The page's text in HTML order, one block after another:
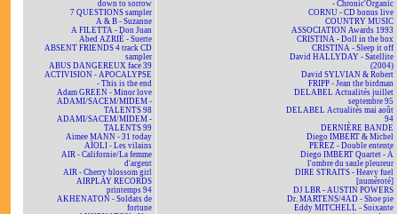
down to sorrow
7 QUESTIONS sampler
A & B - Suzanne
A FILETTA - Don Juan
Abed AZRIÉ - Suerte
ABSENT FRIENDS 4 track CD
sampler
ABUS DANGEREUX face 39
ACTIVISION - APOCALYPSE
- This is the end
Adam GREEN - Minor love
ADAMI/SACEM/MIDEM -
TALENTS 98
ADAMI/SACEM/MIDEM -
TALENTS 99
Aimee MANN - 31 today
AÏOLI - Les vilains
AIR - Californie/La femme
d'argent
AIR - Cherry blossom girl
AIRPLAY RECORDS
printemps 94
AKHENATON - Soldats de
fortune
- Chronic'Organic
CORNU - CD bonus live
COUNTRY MUSIC
ASSOCIATION Awards 1993
CRISTINA - Doll in the box
CRISTINA - Sleep it off
David HALLYDAY - Satellite
(2004)
David SYLVIAN & Robert
FRIPP - Jean the birdman
DELABEL Actualités juillet
septembre 95
DELABEL Actualités mai août
94
DERNIÈRE BANDE
Diego IMBERT & Michel
PEREZ - Double entente
Diego IMBERT Quartet - À
l'ombre du saule pleureur
DIRE STRAITS - Heavy fuel
[numéroté]
DJ LBR - AUSTIN POWERS
Dr. MARTENS/4AD - Shoe pie
Eddy MITCHELL - Soixante